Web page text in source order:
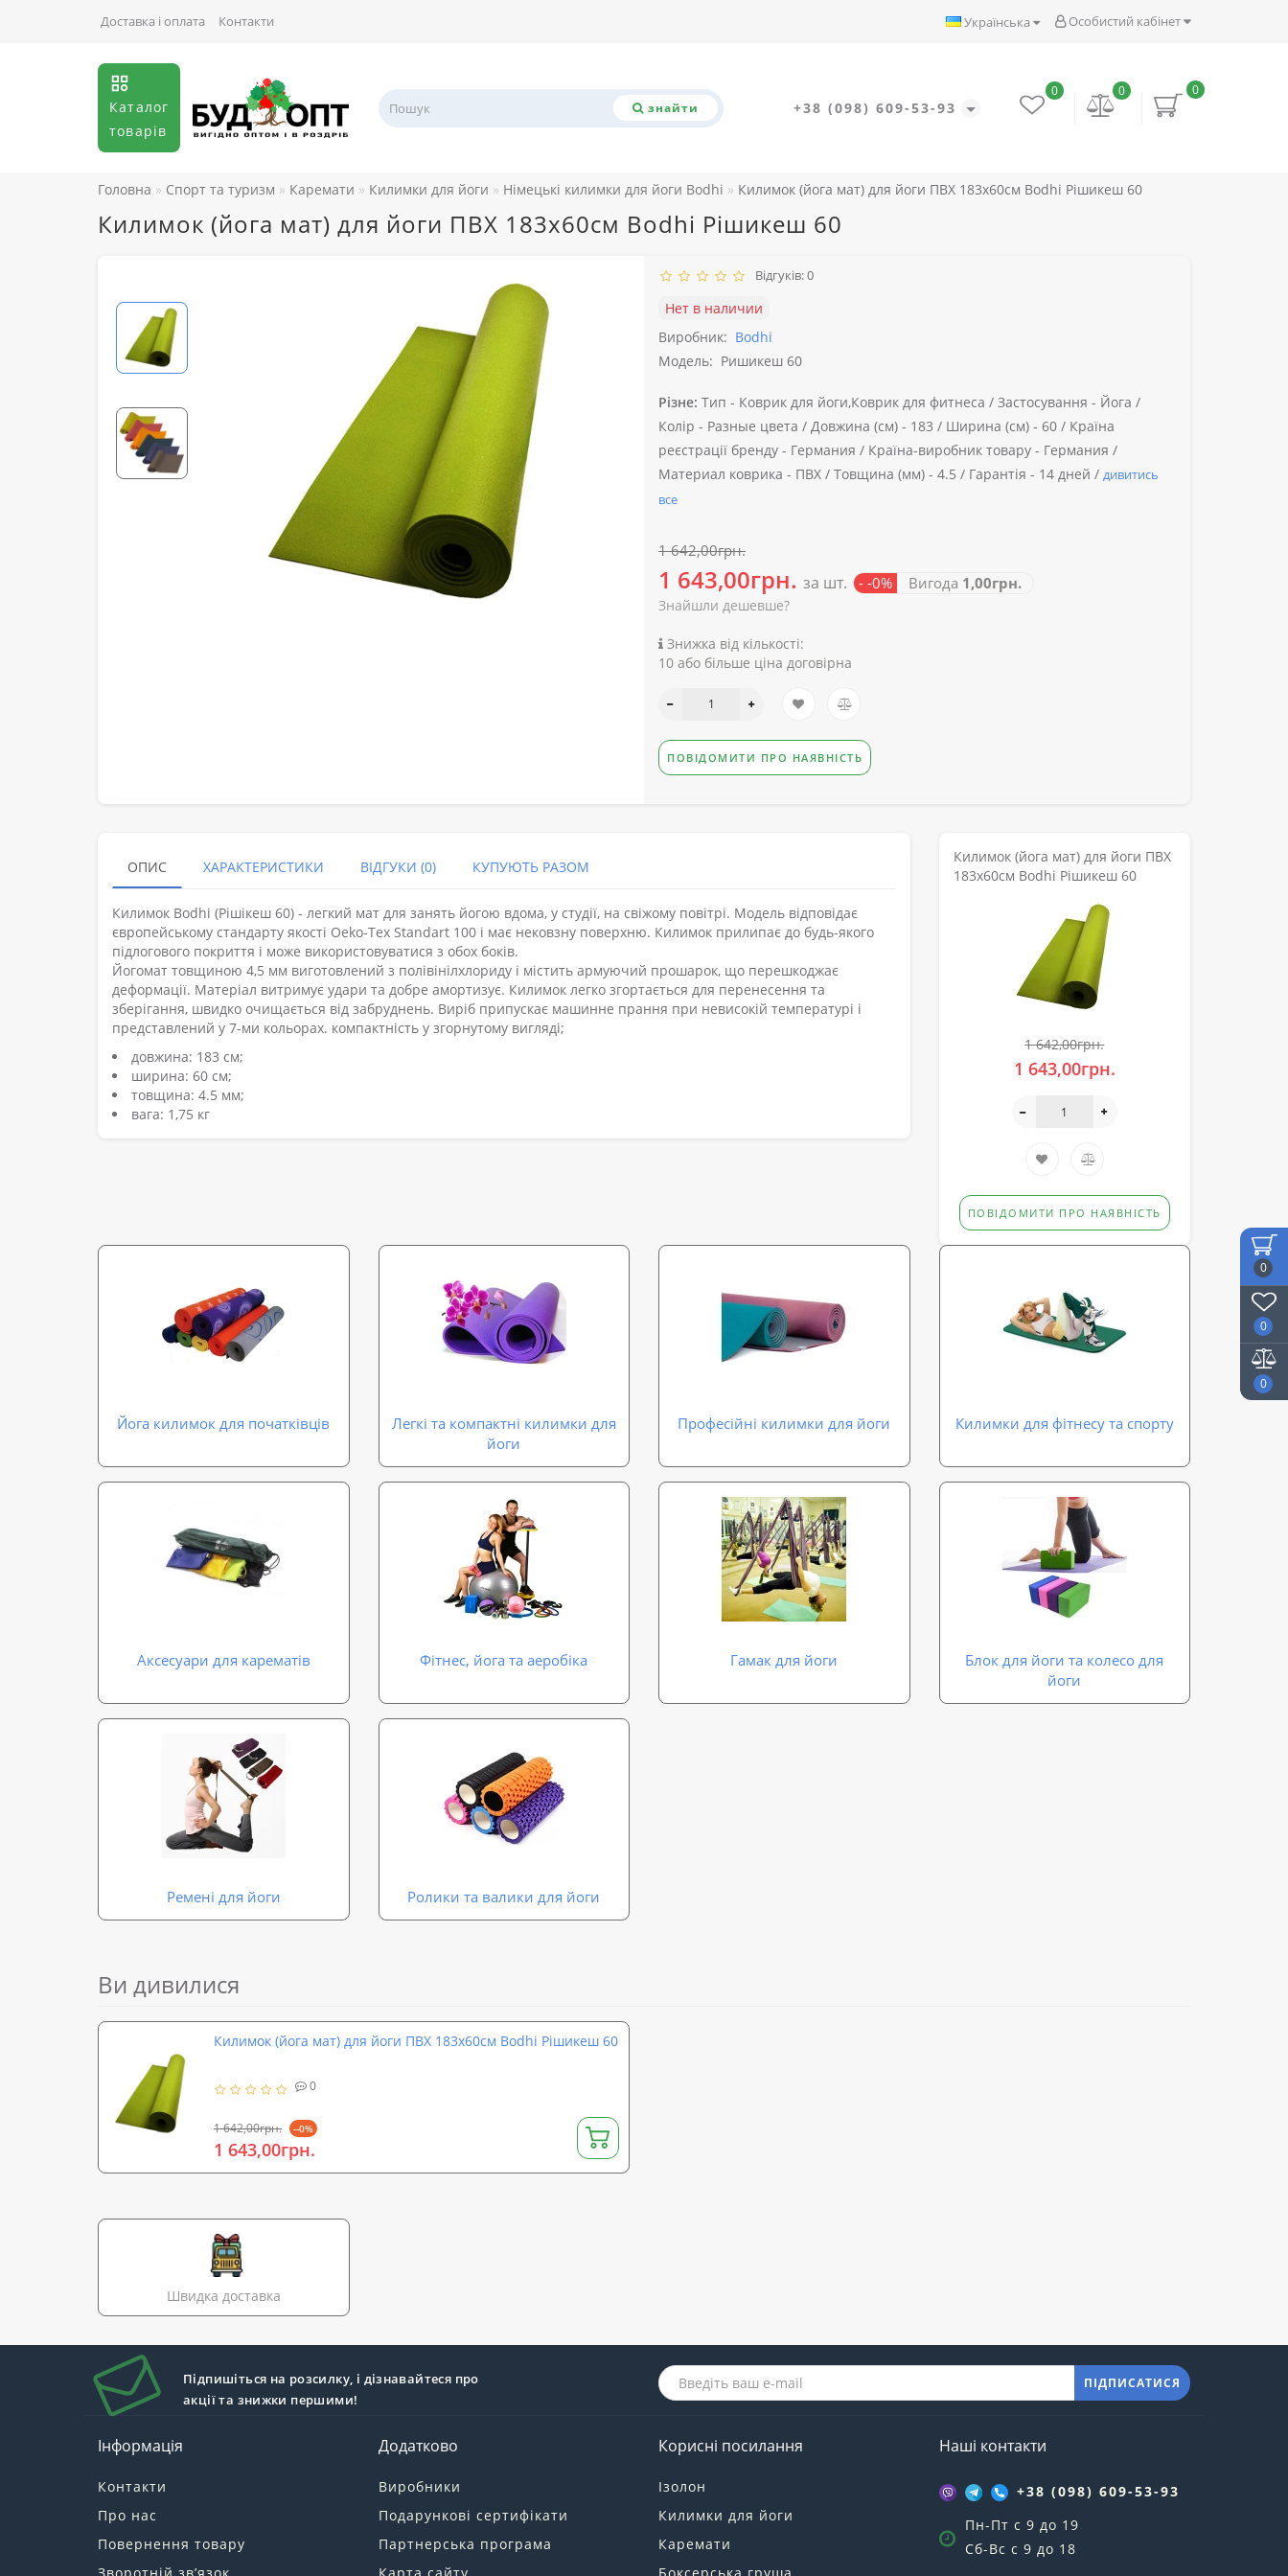
0
0
0
Особистий кабінет
Українська
Доставка і оплата Контакти
Каталог
товарів
знайти +38 (098) 609-53-93
0
0
0
Головна Спорт та туризм Каремати Килимки для йоги Німецькі килимки для йоги Bodhi Килимок (йога мат) для йоги ПВХ 183х60см Bodhi Рішикеш 60
Килимок (йога мат) для йоги ПВХ 183х60см Bodhi Рішикеш 60
Відгуків: 0
Нет в наличии
Виробник: Bodhi
Модель: Ришикеш 60
Різне: Тип - Коврик для йоги,Коврик для фитнеса / Застосування - Йога /
Колір - Разные цвета / Довжина (см) - 183 / Ширина (см) - 60 / Країна
реєстрації бренду - Германия / Країна-виробник товару - Германия /
Материал коврика - ПВХ / Товщина (мм) - 4.5 / Гарантія - 14 дней / дивитись
все
1 642,00грн.
1 643,00грн. за шт. - -0% Вигода 1,00грн.
Знайшли дешевше?
Знижка від кількості:
10 або більше ціна договірна
ПОВІДОМИТИ ПРО НАЯВНІСТЬ
ОПИС ХАРАКТЕРИСТИКИ ВІДГУКИ (0) КУПУЮТЬ РАЗОМ
Килимок Bodhi (Рішікеш 60) - легкий мат для занять йогою вдома, у студії, на свіжому повітрі. Модель відповідає
європейському стандарту якості Oeko-Tex Standart 100 і має нековзну поверхню. Килимок прилипає до будь-якого
підлогового покриття і може використовуватися з обох боків.
Йогомат товщиною 4,5 мм виготовлений з полівінілхлориду і містить армуючий прошарок, що перешкоджає
деформації. Матеріал витримує удари та добре амортизує. Килимок легко згортається для перенесення та
зберігання, швидко очищається від забруднень. Виріб припускає машинне прання при невисокій температурі і
представлений у 7-ми кольорах. компактність у згорнутому вигляді;
довжина: 183 см;
ширина: 60 см;
товщина: 4.5 мм;
вага: 1,75 кг
Килимок (йога мат) для йоги ПВХ
183х60см Bodhi Рішикеш 60
1 642,00грн.
1 643,00грн.
ПОВІДОМИТИ ПРО НАЯВНІСТЬ
Йога килимок для початківців
Легкі та компактні килимки для
йоги
Професійні килимки для йоги Килимки для фітнесу та спорту
Аксесуари для карематів Фітнес, йога та аеробіка Гамак для йоги
Блок для йоги та колесо для
йоги
Ремені для йоги Ролики та валики для йоги
Ви дивилися
Килимок (йога мат) для йоги ПВХ 183х60см Bodhi Рішикеш 60
0
1 642,00грн. --0%
1 643,00грн.
Швидка доставка
Підпишіться на розсилку, і дізнавайтеся про
акції та знижки першими!
ПІДПИСАТИСЯ
Інформація
Контакти
Про нас
Повернення товару
Додатково
Виробники
Подарункові сертифікати
Партнерська програма
Корисні посилання
Ізолон
Килимки для йоги
Каремати
Наші контакти
+38 (098) 609-53-93
Пн-Пт с 9 до 19
Сб-Вс с 9 до 18